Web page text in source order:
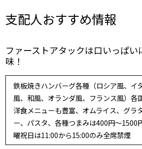
支配人おすすめ情報
ファーストアタックは口いっぱい
味！
鉄板焼きハンバーグ各種（ロシア風、イ
風、和風、オランダ風、フランス風）各
洋食メニューも豊富、オムライス、グラ
ー、パスタ、各種つまみは400円〜1500
曜祝日は11:00から15:00のみ全席禁煙